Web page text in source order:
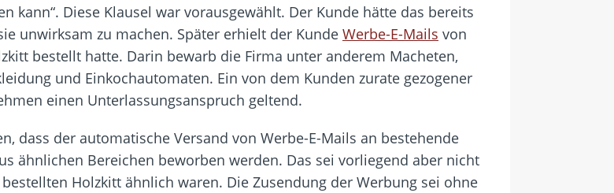
kann“. Diese Klausel war vorausgewählt. Der Kunde hätte das bereits
unwirksam zu machen. Später erhielt der Kunde Werbe-E-Mails von
bestellt hatte. Darin bewarb die Firma unter anderem Macheten,
und Einkochautomaten. Ein von dem Kunden zurate gezogener
einen Unterlassungsanspruch geltend.
dass der automatische Versand von Werbe-E-Mails an bestehende
ähnlichen Bereichen beworben werden. Das sei vorliegend aber nicht
Holzkitt ähnlich waren. Die Zusendung der Werbung sei ohne